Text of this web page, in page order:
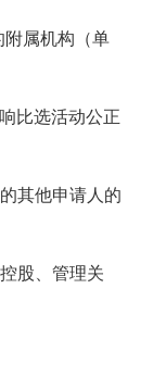
属机构（单
比选活动公正
其他申请人的
股、管理关